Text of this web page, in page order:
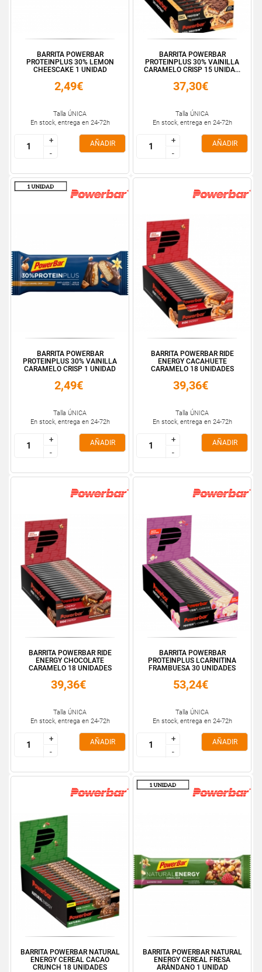
BARRITA POWERBAR
PROTEINPLUS 30% LEMON
CHEESCAKE 1 UNIDAD
2,49€
Talla ÚNICA
En stock, entrega en 24-72h
+
-
+
-
AÑADIR
BARRITA POWERBAR
PROTEINPLUS 30% VAINILLA
CARAMELO CRISP 15 UNIDA...
37,30€
Talla ÚNICA
En stock, entrega en 24-72h
+
-
+
-
AÑADIR
BARRITA POWERBAR
PROTEINPLUS 30% VAINILLA
CARAMELO CRISP 1 UNIDAD
2,49€
Talla ÚNICA
En stock, entrega en 24-72h
+
-
+
-
AÑADIR
BARRITA POWERBAR RIDE
ENERGY CACAHUETE
CARAMELO 18 UNIDADES
39,36€
Talla ÚNICA
En stock, entrega en 24-72h
+
-
+
-
AÑADIR
BARRITA POWERBAR RIDE
ENERGY CHOCOLATE
CARAMELO 18 UNIDADES
39,36€
Talla ÚNICA
En stock, entrega en 24-72h
+
-
+
-
AÑADIR
BARRITA POWERBAR
PROTEINPLUS LCARNITINA
FRAMBUESA 30 UNIDADES
53,24€
Talla ÚNICA
En stock, entrega en 24-72h
+
-
+
-
AÑADIR
BARRITA POWERBAR NATURAL
ENERGY CEREAL CACAO
CRUNCH 18 UNIDADES
BARRITA POWERBAR NATURAL
ENERGY CEREAL FRESA
ARÁNDANO 1 UNIDAD